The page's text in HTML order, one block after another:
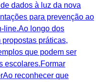
dados à luz da nova
para prevenção ao
line.Ao longo dos
práticas,
que podem ser
escolares.Formar
reconhecer que